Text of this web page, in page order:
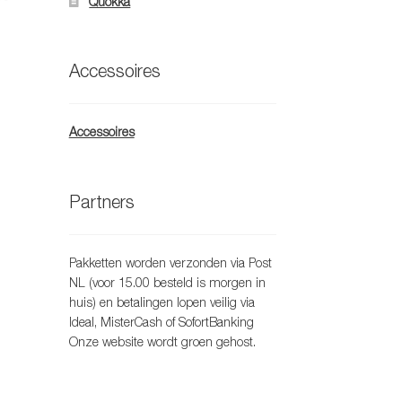
Accessoires
Accessoires
Partners
Pakketten worden verzonden via Post
NL (voor 15.00 besteld is morgen in
huis) en betalingen lopen veilig via
Ideal, MisterCash of SofortBanking
Onze website wordt groen gehost.